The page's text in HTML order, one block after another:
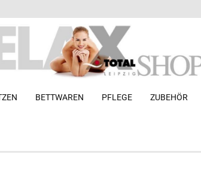
Matratze mit
BETTWAREN PFLEGE ZUBEHÖR